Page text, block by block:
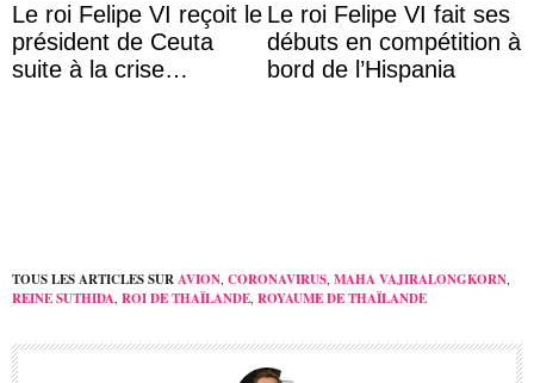
Le roi Felipe VI reçoit le
président de Ceuta
suite à la crise
Le roi Felipe VI fait ses
débuts en compétition à
bord de l’Hispania
TOUS LES ARTICLES SURAVION CORONAVIRUS MAHA VAJIRALONGKORN
REINE SUTHIDA ROI DE THAÏLANDE ROYAUME DE THAÏLANDE